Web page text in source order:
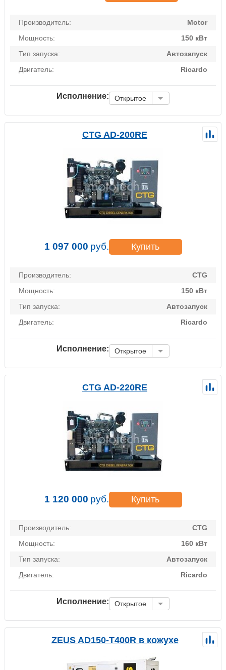
Производитель:
Motor
Мощность:
150 кВт
Тип запуска:
Автозапуск
Двигатель:
Ricardo
Исполнение: Открытое
CTG AD-200RE
1 097 000 руб. Купить
Производитель:
CTG
Мощность:
150 кВт
Тип запуска:
Автозапуск
Двигатель:
Ricardo
Исполнение: Открытое
CTG AD-220RE
1 120 000 руб. Купить
Производитель:
CTG
Мощность:
160 кВт
Тип запуска:
Автозапуск
Двигатель:
Ricardo
Исполнение: Открытое
ZEUS AD150-T400R в кожухе